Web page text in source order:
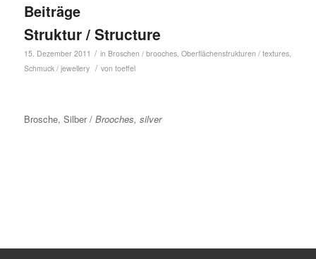
Beiträge
Struktur / Structure
15. Dezember 2011 / in Broschen / brooches, Oberflächenstrukturen / textures,
Schmuck / jewellery / von toeffel
Brosche, Silber / Brooches, silver